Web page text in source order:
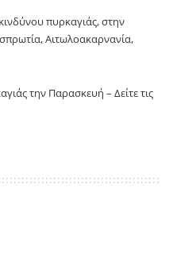
πυρκαγιάς, στην
Αιτωλοακαρνανία,